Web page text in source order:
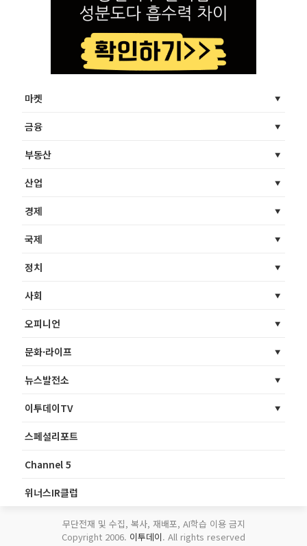
마켓
금융
부동산
산업
경제
국제
정치
사회
오피니언
문화·라이프
뉴스발전소
이투데이TV
스페셜리포트
Channel 5
위너스IR클럽
무단전재 및 수집, 복사, 재배포, AI학습 이용 금지
Copyright 2006. 이투데이. All rights reserved